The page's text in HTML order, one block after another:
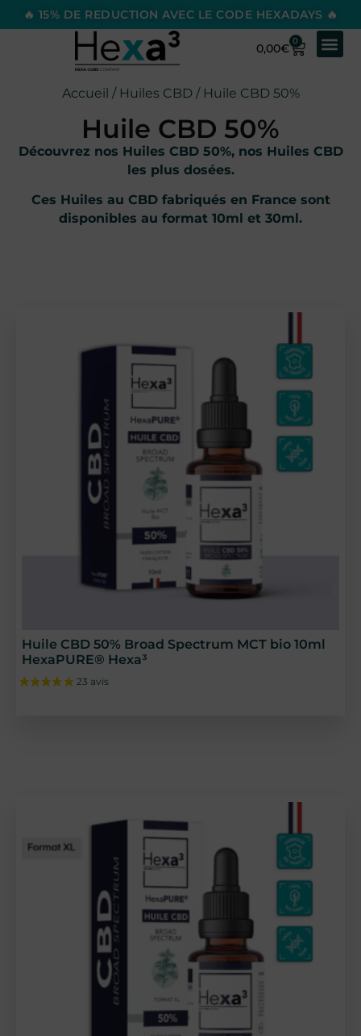
🔥 15% DE REDUCTION AVEC LE CODE HEXADAYS 🔥
0,00€
0
Accueil / Huiles CBD/ Huile CBD 50%
Huile CBD 50%
Découvrez nos Huiles CBD 50%, nos Huiles CBD
les plus dosées.
Ces Huiles au CBD fabriqués en France sont
disponibles au format 10ml et 30ml.
Huile CBD 50% Broad Spectrum MCT bio 10ml
HexaPURE® Hexa³